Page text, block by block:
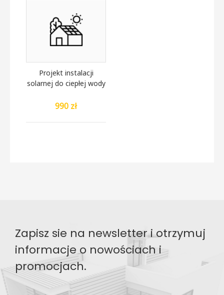
Projekt instalacji
solarnej do ciepłej wody
990 zł
Zapisz sie na newsletter i otrzymuj
informacje o nowościach i
promocjach.